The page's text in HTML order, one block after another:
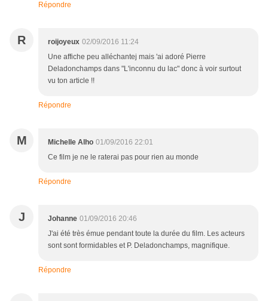
Répondre
R roijoyeux 02/09/2016 11:24
Une affiche peu alléchantej mais 'ai adoré Pierre
Deladonchamps dans "L'inconnu du lac" donc à voir surtout
vu ton article !!
Répondre
M Michelle Alho 01/09/2016 22:01
Ce film je ne le raterai pas pour rien au monde
Répondre
J Johanne 01/09/2016 20:46
J'ai été très émue pendant toute la durée du film. Les acteurs
sont sont formidables et P. Deladonchamps, magnifique.
Répondre